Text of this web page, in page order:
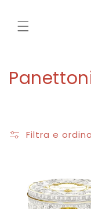
ai contenuti
C
Filtra e ordina